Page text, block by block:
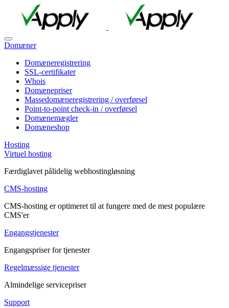
Domæner
Domæneregistrering
SSL-certifikater
Whois
Domænepriser
Massedomæneregistrering / overførsel
Point-to-point check-in / overførsel
Domænemægler
Domæneshop
Hosting
Virtuel hosting
Færdiglavet pålidelig webhostingløsning
CMS-hosting
CMS-hosting er optimeret til at fungere med de mest populære
CMS'er
Engangstjenester
Engangspriser for tjenester
Regelmæssige tjenester
Almindelige servicepriser
Support